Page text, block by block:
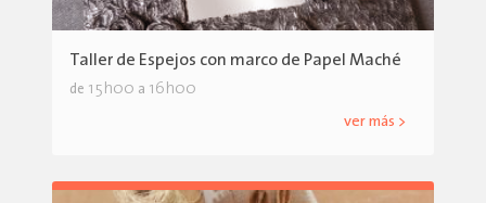
Taller de Espejos con marco de Papel Maché
de 15h00 a 16h00
ver más >